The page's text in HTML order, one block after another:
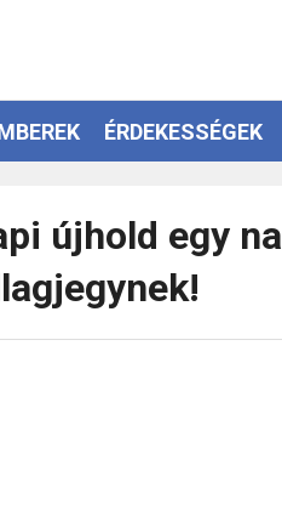
ÉRDEKESSÉGEK
újhold egy